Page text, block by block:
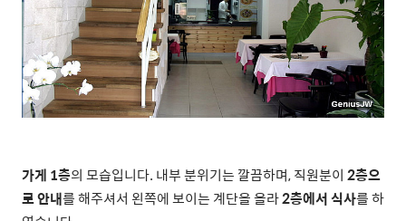
가게 1층의 모습입니다. 내부 분위기는 깔끔하며, 직원분이 2층으
로 안내를 해주셔서 왼쪽에 보이는 계단을 올라2층에서 식사를 하